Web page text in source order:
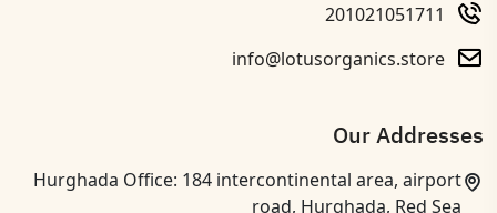
201021051711
info@lotusorganics.store
Our Addresses
Hurghada Office: 184 intercontinental area, airport
road, Hurghada, Red Sea